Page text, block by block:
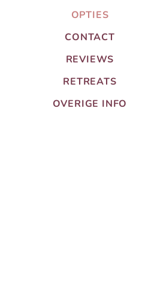
OPTIES
CONTACT
REVIEWS
RETREATS
OVERIGE INFO